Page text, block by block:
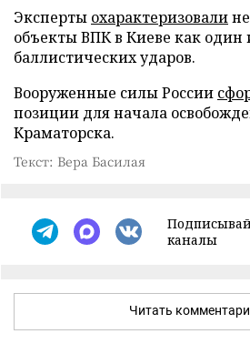
Эксперты охарактеризовали
объекты ВПК в Киеве как
баллистических ударов.
Вооруженные силы России
позиции для начала
Краматорска.
Текст: Вера Басилая
каналы
Читать